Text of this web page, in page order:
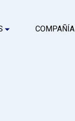
COMPAÑÍA